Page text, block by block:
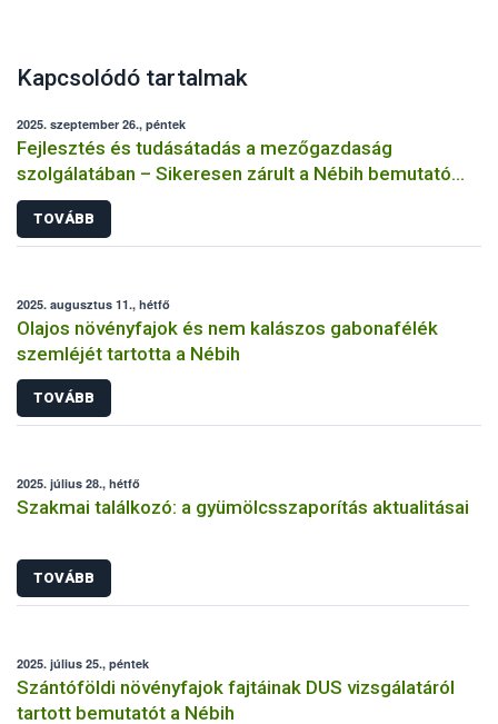
Kapcsolódó tartalmak
2025. szeptember 26., péntek
Fejlesztés és tudásátadás a mezőgazdaság
szolgálatában – Sikeresen zárult a Nébih bemutató
üzemi projektje
TOVÁBB
2025. augusztus 11., hétfő
Olajos növényfajok és nem kalászos gabonafélék
szemléjét tartotta a Nébih
TOVÁBB
2025. július 28., hétfő
Szakmai találkozó: a gyümölcsszaporítás aktualitásai
TOVÁBB
2025. július 25., péntek
Szántóföldi növényfajok fajtáinak DUS vizsgálatáról
tartott bemutatót a Nébih